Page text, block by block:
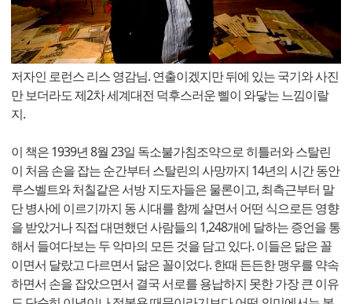
저자인 로런스 리스 영감님. 연출이겠지만 뒤에 있는 국기와 사진
만 보더라도 제2차 세계대전 덕후스러운 삘이 와닿는 느낌이랄
지.
이 책은 1939년 8월 23일 독소불가침조약으로 히틀러와 스탈린
이 처음 손을 잡는 순간부터 스탈린의 사망까지 14년의 시간 동안
루스벨트와 처칠같은 서방 지도자들은 물론이고, 최측근부터 말
단 병사에 이르기까지 동 시대를 함께 살면서 어떤 식으로든 영향
을 받았거나 직접 대면했던 사람들의 1,248개에 달하는 증언을 통
해서 들여다보는 두 악마의 모든 것을 담고 있다. 이들은 닮은 꼴
이면서 달랐고 다르면서 닮은 꼴이었다. 한때 든든한 맹우를 약속
하면서 손을 잡았으면서 결국 서로를 용납하지 못한 가장 큰 이유